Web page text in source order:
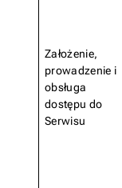
Założenie,
prowadzenie i
obsługa
dostępu do
Serwisu